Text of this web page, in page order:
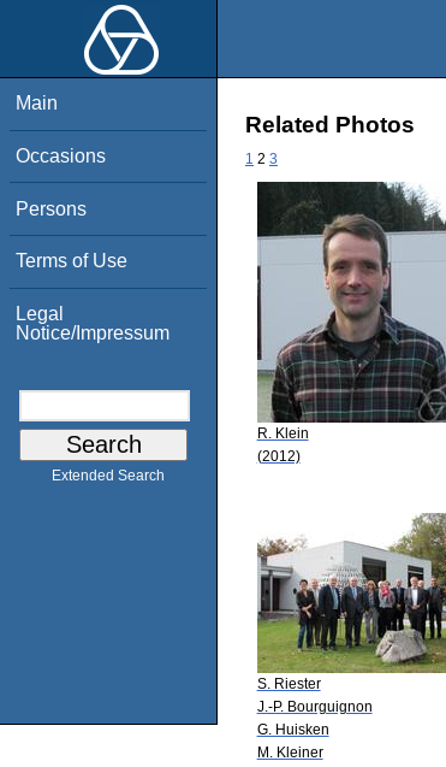
Main
Occasions
Persons
Terms of Use
Legal
Notice/Impressum
Extended Search
Related Photos
1 2 3
R. Klein
(2012)
S. Riester
J.-P. Bourguignon
G. Huisken
M. Kleiner